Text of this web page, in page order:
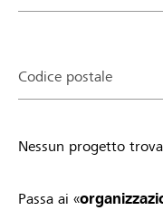
Codice postale
Nessun progetto
Passa ai «